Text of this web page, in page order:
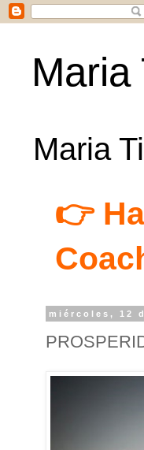
Maria
👉
miércoles, 12